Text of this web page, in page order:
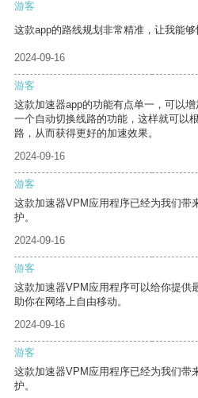
游客
这款app的路线规划非常精准，让我能够
2024-09-16
游客
这款加速器app的功能有点单一，可以
一个自动切换线路的功能，这样就可以
路，从而获得更好的加速效果。
2024-09-16
游客
这款加速器VPM应用程序已经为我们带
护。
2024-09-16
游客
这款加速器VPM应用程序可以给你提供
助你在网络上自由移动。
2024-09-16
游客
这款加速器VPM应用程序已经为我们带
护。